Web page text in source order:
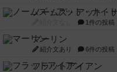
ノームズ・アット・
1件の投稿
マーリン
紹介文あり 6件の投稿
フラットアイアン